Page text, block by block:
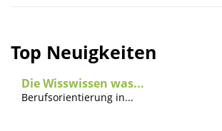
Top Neuigkeiten
Die Wisswissen was...
Berufsorientierung in...